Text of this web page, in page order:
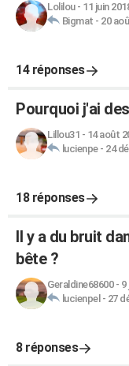
Lolilou- 11 juin
Bigmat - 20
14 réponses
Pourquoi j'ai
Lillou31 - 14 août
lucienpe- 24
18 réponses
Il y a du bruit
bête ?
Geraldine68600- 9
lucienpel - 27
8 réponses